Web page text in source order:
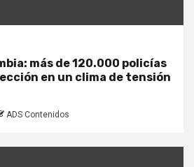
más de 120.000 policías
en un clima de tensión
ADS Contenidos